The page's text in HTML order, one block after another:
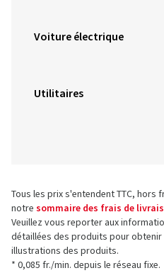
Voiture électrique
Utilitaires
Tous les prix s'entendent TTC,
notre sommaire des frais de
Veuillez vous reporter aux
détaillées des produits pour
illustrations des produits.
* 0,085 fr./min. depuis le réseau fixe.